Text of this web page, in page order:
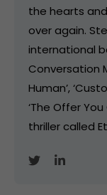
the hearts
over again.
international
Conversation
Human’,
‘The Offer
thriller called